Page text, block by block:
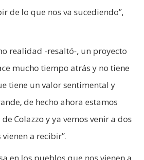
de lo que nos va sucediendo”,
realidad -resaltó-, un proyecto
mucho tiempo atrás y no tiene
tiene un valor sentimental y
de hecho ahora estamos
Colazzo y ya vemos venir a dos
a recibir”.
en los pueblos que nos vienen a